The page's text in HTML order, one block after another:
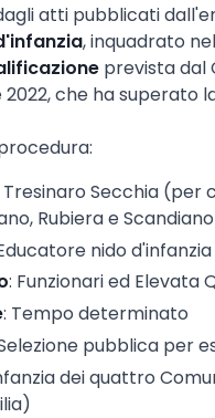
atti pubblicati
, inquadrato
prevista dal
che ha superato
Tresinaro Secchia (per
Rubiera e
nido d'infanzia
: Funzionari ed Elevata
: Tempo determinato
pubblica per
dei quattro